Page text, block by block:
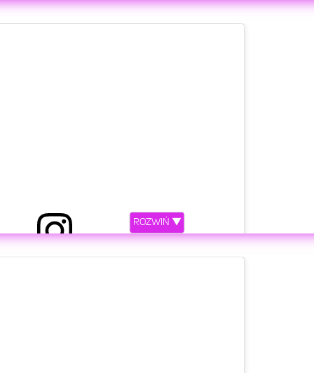
HIGH League (@highleague_official)
przez Maciek Jarema (@_bigjack69)
ROZWIŃ ▼